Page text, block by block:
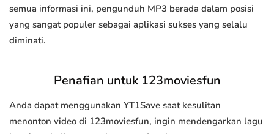
semua informasi ini, pengunduh MP3 berada dalam posisi
yang sangat populer sebagai aplikasi sukses yang selalu
diminati.
Penafian untuk 123moviesfun
Anda dapat menggunakan YT1Save saat kesulitan
menonton video di 123moviesfun, ingin mendengarkan lagu